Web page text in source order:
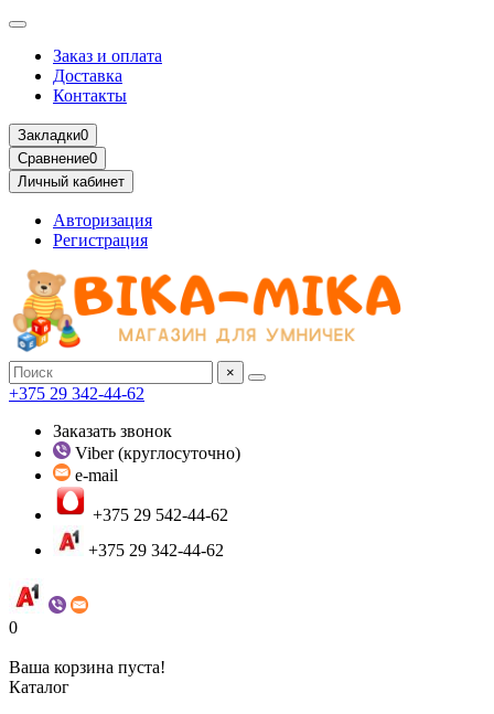
Заказ и оплата
Доставка
Контакты
Закладки0
Сравнение0
Личный кабинет
Авторизация
Регистрация
×
+375 29 342-44-62
Заказать звонок
Viber (круглосуточно)
e-mail
+375 29 542-44-62
+375 29 342-44-62
0
Ваша корзина пуста!
Каталог